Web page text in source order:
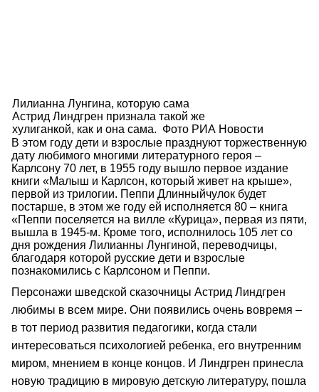
Лилианна Лунгина, которую сама
Астрид Линдгрен признала такой же
хулиганкой, как и она сама. Фото РИА Новости
В этом году дети и взрослые празднуют торжественную
дату любимого многими литературного героя –
Карлсону 70 лет, в 1955 году вышло первое издание
книги «Малыш и Карлсон, который живет на крыше»,
первой из трилогии. Пеппи Длинныйчулок будет
постарше, в этом же году ей исполняется 80 – книга
«Пеппи поселяется на вилле «Курица», первая из пяти,
вышла в 1945-м. Кроме того, исполнилось 105 лет со
дня рождения Лилианны Лунгиной, переводчицы,
благодаря которой русские дети и взрослые
познакомились с Карлсоном и Пеппи.
Персонажи шведской сказочницы Астрид Линдгрен
любимы в всем мире. Они появились очень вовремя –
в тот период развития педагогики, когда стали
интересоваться психологией ребенка, его внутренним
миром, мнением в конце концов. И Линдгрен принесла
новую традицию в мировую детскую литературу, пошла